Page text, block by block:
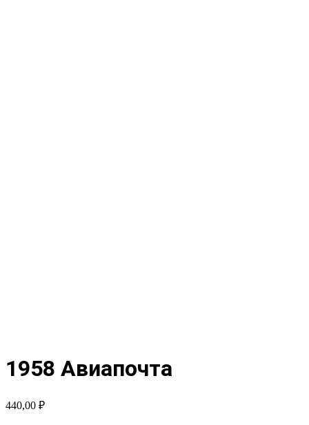
1958 Авиапочта
440,00 ₽